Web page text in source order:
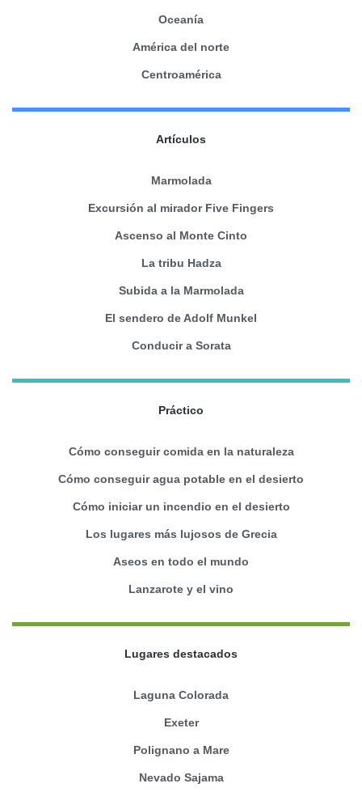
Oceanía
América del norte
Centroamérica
Artículos
Marmolada
Excursión al mirador Five Fingers
Ascenso al Monte Cinto
La tribu Hadza
Subida a la Marmolada
El sendero de Adolf Munkel
Conducir a Sorata
Práctico
Cómo conseguir comida en la naturaleza
Cómo conseguir agua potable en el desierto
Cómo iniciar un incendio en el desierto
Los lugares más lujosos de Grecia
Aseos en todo el mundo
Lanzarote y el vino
Lugares destacados
Laguna Colorada
Exeter
Polignano a Mare
Nevado Sajama